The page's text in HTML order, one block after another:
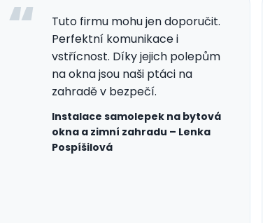
Tuto firmu mohu jen doporučit.
Perfektní komunikace i
vstřícnost. Díky jejich polepům
na okna jsou naši ptáci na
zahradě v bezpečí.
Instalace samolepek na bytová
okna a zimní zahradu – Lenka
Pospíšilová